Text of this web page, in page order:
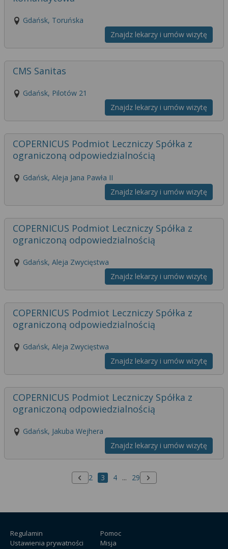
Gdańsk, Toruńska
Znajdz lekarzy i umów wizytę
CMS Sanitas
Gdańsk, Pilotów 21
Znajdz lekarzy i umów wizytę
COPERNICUS Podmiot Leczniczy Spółka z
ograniczoną odpowiedzialnością
Gdańsk, Aleja Jana Pawła II
Znajdz lekarzy i umów wizytę
COPERNICUS Podmiot Leczniczy Spółka z
ograniczoną odpowiedzialnością
Gdańsk, Aleja Zwycięstwa
Znajdz lekarzy i umów wizytę
COPERNICUS Podmiot Leczniczy Spółka z
ograniczoną odpowiedzialnością
Gdańsk, Aleja Zwycięstwa
Znajdz lekarzy i umów wizytę
COPERNICUS Podmiot Leczniczy Spółka z
ograniczoną odpowiedzialnością
Gdańsk, Jakuba Wejhera
Znajdz lekarzy i umów wizytę
Poprzednia strona
2 3 4 ... 29 Następna strona
Regulamin
Ustawienia prywatności
Pomoc
Misja